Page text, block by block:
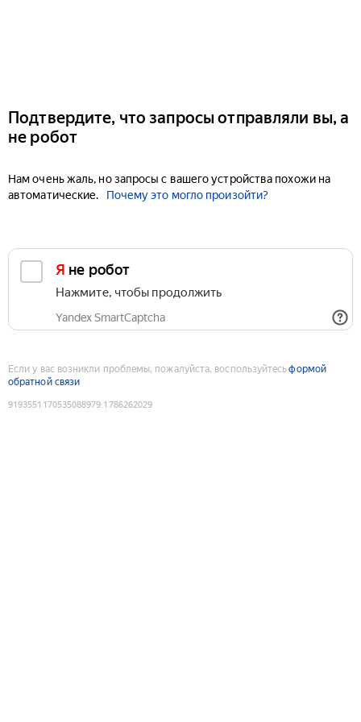
Подтвердите, что запросы отправляли вы, а
не робот
Нам очень жаль, но запросы с вашего устройства похожи на
автоматические.
Почему это могло произойти?
Я не робот
Нажмите, чтобы продолжить
Yandex SmartCaptcha
Если у вас возникли проблемы, пожалуйста, воспользуйтесьформой
обратной связи
9193551170535088979:1786262029